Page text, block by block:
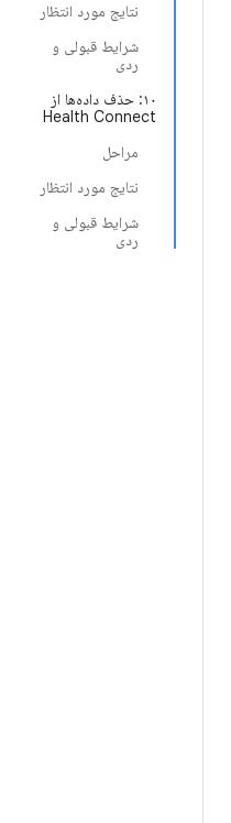
نتایج مورد انتظار
شرایط قبولی و
ردی
۱۰: حذف داده‌ها از
Health Connect
مراحل
نتایج مورد انتظار
شرایط قبولی و
ردی